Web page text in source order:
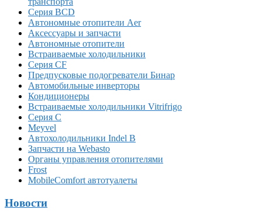
Серия BCD
Автономные отопители Аer
Аксессуары и запчасти
Автономные отопители
Встраиваемые холодильники
Серия CF
Предпусковые подогреватели Бинар
Автомобильные инверторы
Кондиционеры
Встраиваемые холодильники Vitrifrigo
Серия C
Meyvel
Автохолодильники Indel B
Запчасти на Webasto
Органы управления отопителями
Frost
MobileComfort автотуалеты
Новости